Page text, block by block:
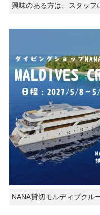
興味のある方は、スタッフ
NANA貸切モルディブクル